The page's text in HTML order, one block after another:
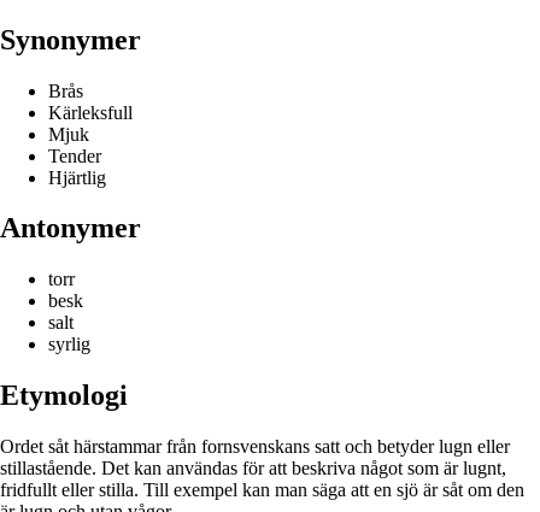
Synonymer
Brås
Kärleksfull
Mjuk
Tender
Hjärtlig
Antonymer
torr
besk
salt
syrlig
Etymologi
Ordet såt härstammar från fornsvenskans satt och betyder lugn eller
stillastående. Det kan användas för att beskriva något som är lugnt,
fridfullt eller stilla. Till exempel kan man säga att en sjö är såt om den